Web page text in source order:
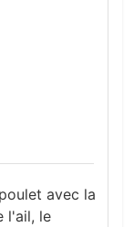
avec la
l'ail, le